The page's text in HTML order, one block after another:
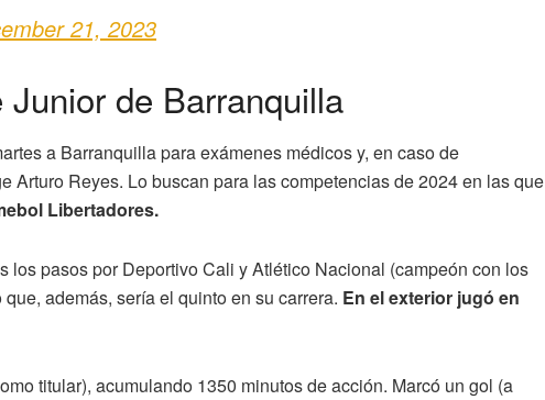
21, 2023
de Barranquilla
a Barranquilla para exámenes médicos y, en caso de
Arturo Reyes. Lo buscan para las competencias de 2024 en las que
Libertadores.
los pasos por Deportivo Cali y Atlético Nacional (campeón con los
además, sería el quinto en su carrera. En el exterior jugó en
titular), acumulando 1350 minutos de acción. Marcó un gol (a